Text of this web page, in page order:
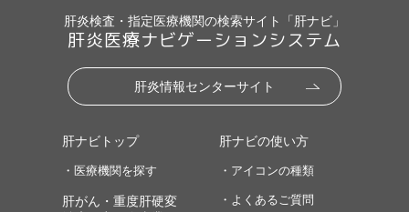
肝炎検査・指定医療機関の検索サイト「肝ナビ」
肝炎医療ナビゲーションシステム
肝炎情報センターサイト
肝ナビトップ
・医療機関を探す
肝がん・重度肝硬変
肝ナビの使い方
・アイコンの種類
・よくあるご質問